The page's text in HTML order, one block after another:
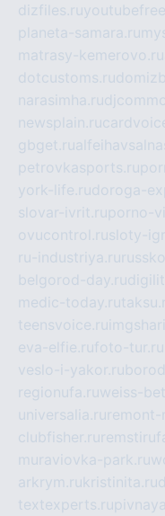
dizfiles.ru
planeta-samara.ru
matrasy-kemerovo.ru
dotcustoms.ru
narasimha.ru
newsplain.ru
gbget.ru
petrovkasports.ru
york-life.rudoroga-
slovar-ivrit.ruporno-
ovucontrol.rusloty-
ru-industriya.ru
belgorod-day.ru
medic-today.ru
teensvoice.ru
eva-elfie.rufoto-tur.ru
veslo-i-yakor.ru
regionufa.ruweiss-
universalia.ru
clubfisher.ru
muraviovka-park.ru
arkrym.rukristinita.ru
textexperts.ru